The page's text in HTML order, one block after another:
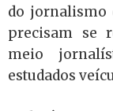
do jornalismo
precisam se
meio
estudados